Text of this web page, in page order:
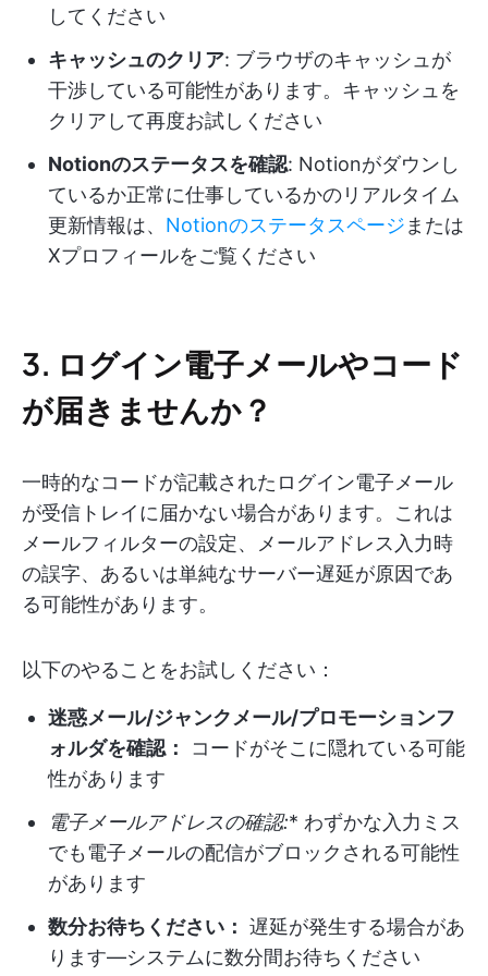
してください
キャッシュのクリア: ブラウザのキャッシュが
干渉している可能性があります。キャッシュを
クリアして再度お試しください
Notionのステータスを確認: Notionがダウンし
ているか正常に仕事しているかのリアルタイム
更新情報は、 Notionのステータスページまたは
Xプロフィールをご覧ください
3. ログイン電子メールやコード
が届きませんか？
一時的なコードが記載されたログイン電子メール
が受信トレイに届かない場合があります。これは
メールフィルターの設定、メールアドレス入力時
の誤字、あるいは単純なサーバー遅延が原因であ
る可能性があります。
以下のやることをお試しください：
迷惑メール/ジャンクメール/プロモーションフ
ォルダを確認：
コードがそこに隠れている可能
性があります
電子メールアドレスの確認:* わずかな入力ミス
でも電子メールの配信がブロックされる可能性
があります
数分お待ちください： 遅延が発生する場合があ
ります—システムに数分間お待ちください